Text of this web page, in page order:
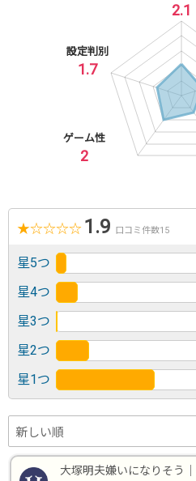
2.1
2
ゲーム性
1.7
設定判別
★☆☆☆☆ 1.9 口コミ件数15
星5つ
星4つ
星3つ
星2つ
星1つ
大塚明夫嫌いになりそう